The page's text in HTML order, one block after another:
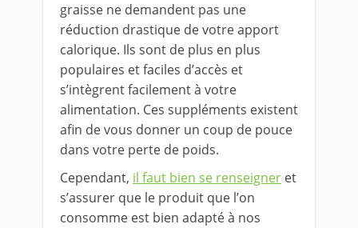
graisse ne demandent pas une
réduction drastique de votre apport
calorique. Ils sont de plus en plus
populaires et faciles d’accès et
s’intègrent facilement à votre
alimentation. Ces suppléments existent
afin de vous donner un coup de pouce
dans votre perte de poids.
Cependant, il faut bien se renseigner et
s’assurer que le produit que l’on
consomme est bien adapté à nos